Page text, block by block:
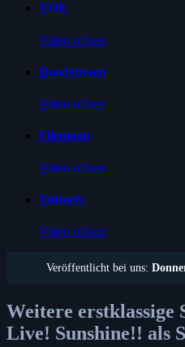
VOE
Video öffnen
Doodstream
Video öffnen
Filemoon
Video öffnen
Vidmoly
Video öffnen
Veröffentlicht bei uns:
Weitere erstklassige
Live! Sunshine!! als